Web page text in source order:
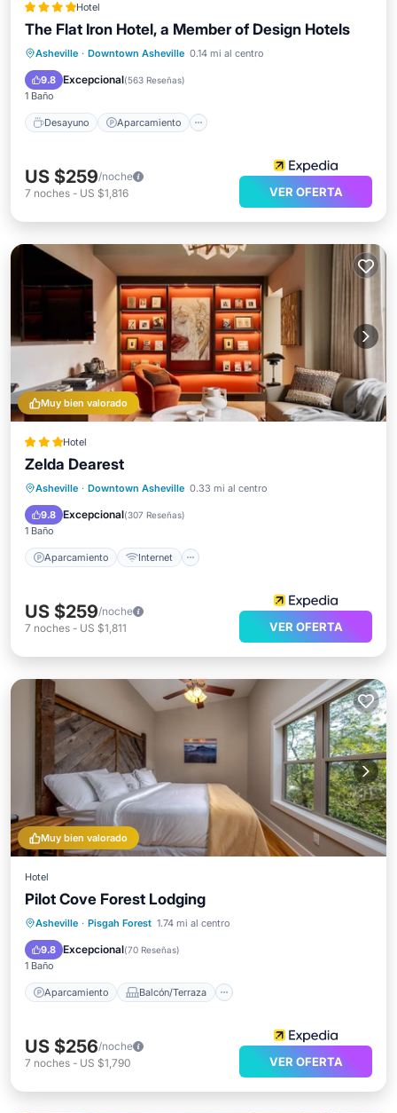
Hotel
The Flat Iron Hotel, a Member of Design Hotels
Asheville · Downtown Asheville 0.14 mi al centro
9.8 Excepcional(563 Reseñas)
1 Baño
Desayuno Aparcamiento
Desayuno
Aparcamiento
Aire acondicionado
US $259/noche
7 noches - US $1,816 VER OFERTA
Muy bien valorado
Hotel
Zelda Dearest
Asheville · Downtown Asheville 0.33 mi al centro
9.8 Excepcional(307 Reseñas)
1 Baño
Aparcamiento Internet
Aparcamiento
Internet
Apto para niños
US $259/noche
7 noches - US $1,811 VER OFERTA
Muy bien valorado
Hotel
Pilot Cove Forest Lodging
Asheville · Pisgah Forest 1.74 mi al centro
9.8 Excepcional(70 Reseñas)
1 Baño
Aparcamiento Balcón/Terraza
Aparcamiento
Balcón/Terraza
Cocina
Aire acondicionado
US $256/noche
7 noches - US $1,790 VER OFERTA